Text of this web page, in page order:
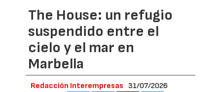
The House: un refugio
suspendido entre el
cielo y el mar en
Marbella
Redacción Interempresas 31/07/2026